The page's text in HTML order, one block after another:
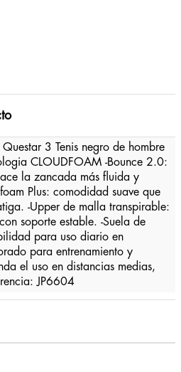
3 Tenis negro de hombre
CLOUDFOAM -Bounce 2.0:
la zancada más fluida y
Plus: comodidad suave que
-Upper de malla transpirable:
soporte estable. -Suela de
para uso diario en
para entrenamiento y
el uso en distancias medias,
JP6604